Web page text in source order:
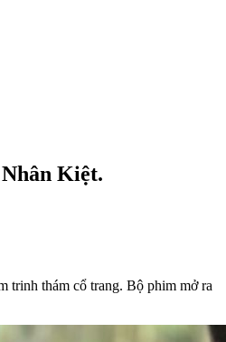
Kiệt.
trinh thám cổ trang. Bộ phim mở ra